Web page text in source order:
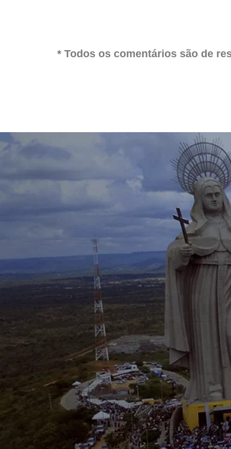
* Todos os comentários são de